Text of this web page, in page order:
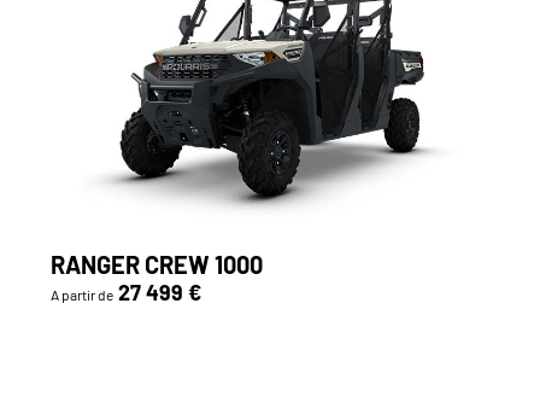
RANGER CREW 1000
A partir de 27 499 €